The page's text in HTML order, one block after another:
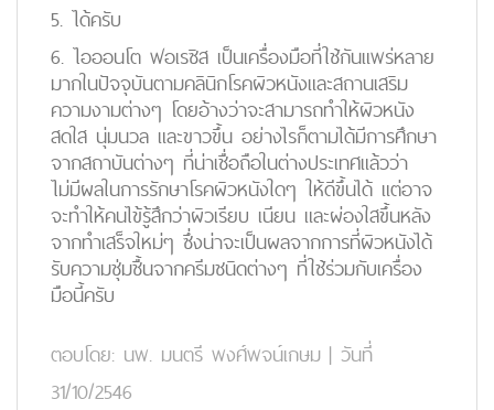
5. ได้ครับ
6. ไอออนโต ฟอเรซิส เป็นเครื่องมือที่ใช้กันแพร่หลาย
มากในปัจจุบันตามคลินิกโรคผิวหนังและสถานเสริม
ความงามต่างๆ โดยอ้างว่าจะสามารถทำให้ผิวหนัง
สดใส นุ่มนวล และขาวขึ้น อย่างไรก็ตามได้มีการศึกษา
จากสถาบันต่างๆ ที่น่าเชื่อถือในต่างประเทศแล้วว่า
ไม่มีผลในการรักษาโรคผิวหนังใดๆ ให้ดีขึ้นได้ แต่อาจ
จะทำให้คนไข้รู้สึกว่าผิวเรียบ เนียน และผ่องใสขึ้นหลัง
จากทำเสร็จใหม่ๆ ซึ่งน่าจะเป็นผลจากการที่ผิวหนังได้
รับความชุ่มชื้นจากครีมชนิดต่างๆ ที่ใช้ร่วมกับเครื่อง
มือนี้ครับ
ตอบโดย: นพ. มนตรี พงศ์พจน์เกษม | วันที่
31/10/2546